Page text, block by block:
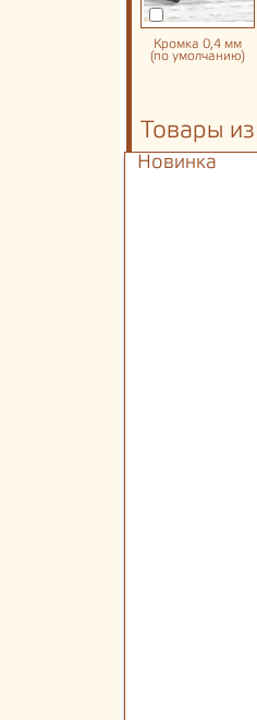
Кромка 0,4 мм
(по умолчанию)
Товары
Новинка